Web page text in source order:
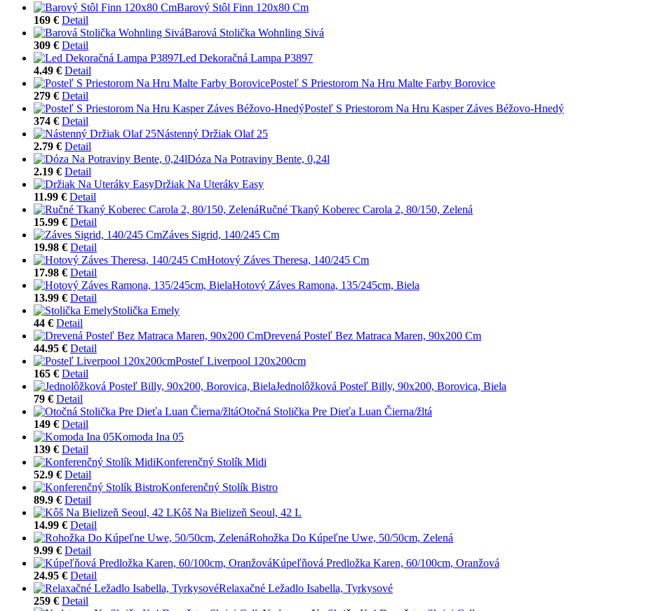
Barový Stôl Finn 120x80 Cm
169 € Detail
Barová Stolička Wohnling Sivá
309 € Detail
Led Dekoračná Lampa P3897
4.49 € Detail
Posteľ S Priestorom Na Hru Malte Farby Borovice
279 € Detail
Posteľ S Priestorom Na Hru Kasper Záves Béžovo-Hnedý
374 € Detail
Nástenný Držiak Olaf 25
2.79 € Detail
Dóza Na Potraviny Bente, 0,24l
2.19 € Detail
Držiak Na Uteráky Easy
11.99 € Detail
Ručné Tkaný Koberec Carola 2, 80/150, Zelená
15.99 € Detail
Záves Sigrid, 140/245 Cm
19.98 € Detail
Hotový Záves Theresa, 140/245 Cm
17.98 € Detail
Hotový Záves Ramona, 135/245cm, Biela
13.99 € Detail
Stolička Emely
44 € Detail
Drevená Posteľ Bez Matraca Maren, 90x200 Cm
44.95 € Detail
Posteľ Liverpool 120x200cm
165 € Detail
Jednolôžková Posteľ Billy, 90x200, Borovica, Biela
79 € Detail
Otočná Stolička Pre Dieťa Luan Čierna/žltá
149 € Detail
Komoda Ina 05
139 € Detail
Konferenčný Stolík Midi
52.9 € Detail
Konferenčný Stolík Bistro
89.9 € Detail
Kôš Na Bielizeň Seoul, 42 L
14.99 € Detail
Rohožka Do Kúpeľne Uwe, 50/50cm, Zelená
9.99 € Detail
Kúpeľňová Predložka Karen, 60/100cm, Oranžová
24.95 € Detail
Relaxačné Ležadlo Isabella, Tyrkysové
259 € Detail